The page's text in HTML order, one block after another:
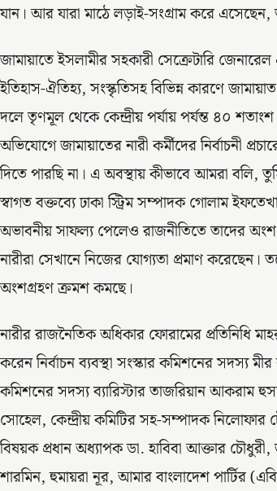
যান। আর যারা মাঠে লড়াই-সংগ্রাম করে
জামায়াতে ইসলামীর সহকারী সেক্রেটারি
ইতিহাস-ঐতিহ্য, সংস্কৃতিসহ বিভিন্ন কারণে
দলে তৃণমূল থেকে কেন্দ্রীয় পর্যায় ‌পর্যন্ত ৪০ শতাংশ
অভিযোগে জামায়াতের নারী কর্মীদের নির্বাচনী
দিতে পারছি না। এ অবস্থায় কীভাবে আমরা বলি, তুমি
স্বাগত বক্তব্যে ঢাকা স্ট্রিম সম্পাদক গোলাম
অভাবনীয় সাফল্য পেলেও রাজনীতিতে তাদের
নারীরা সেখানে নিজের যোগ্যতা প্রমাণ করেছেন।
অংশগ্রহণ ক্রমশ কমছে।
নারীর রাজনৈতিক অধিকার ফোরামের প্রতিনিধি
করেন নির্বাচন ব্যবস্থা সংস্কার কমিশনের সদস্য
কমিশনের সদস্য ব্যারিস্টার তাজরিয়ান আকরাম
সোহেল, কেন্দ্রীয় কমিটির সহ-সম্পাদক নিলোফার
বিষয়ক প্রধান অধ্যাপক ডা. হাবিবা আক্তার চৌধুরী,
শারমিন, হুমায়রা নূর, আমার বাংলাদেশ পার্টির